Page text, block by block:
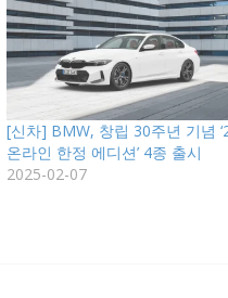
[신차] BMW, 창립 30주년 기념
온라인 한정 에디션’ 4종 출시
2025-02-07